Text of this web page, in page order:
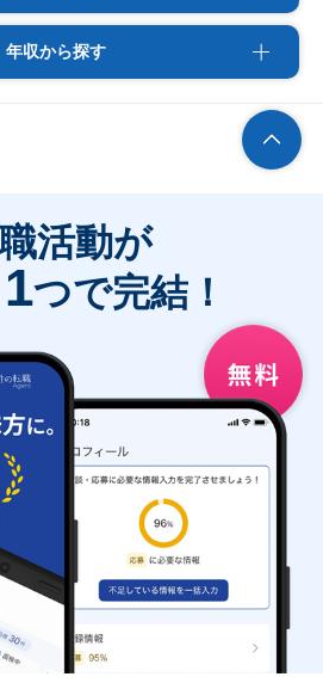
年収から探す
活動が
1つで完結！